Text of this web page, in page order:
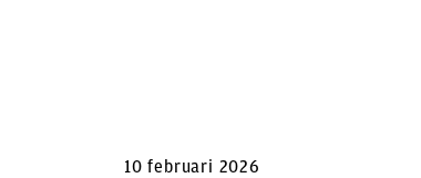
10 februari 2026